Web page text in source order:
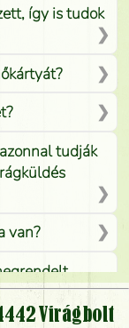
így is tudok
tudják
van?
kiszállítással
Virágbolt